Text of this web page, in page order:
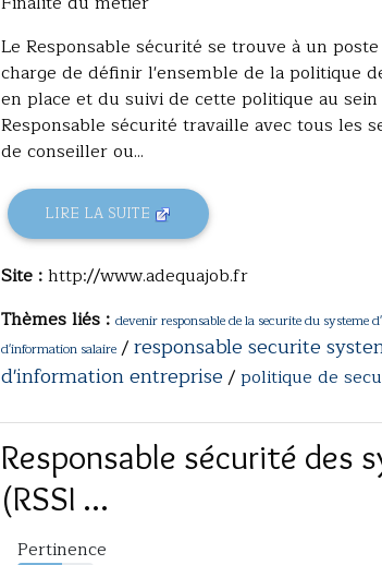
Le Responsable sécurité se trouve à un
charge de définir l'ensemble de la politique
en place et du suivi de cette politique au
Responsable sécurité travaille avec tous les
de conseiller ou...
LIRE LA SUITE
Site :http://www.adequajob.fr
Thèmes liés : devenir responsable de la securite du systeme
d'information salaire /responsable securite
d'information entreprise/politique de
Responsable sécurité des
(RSSI ...
Pertinence